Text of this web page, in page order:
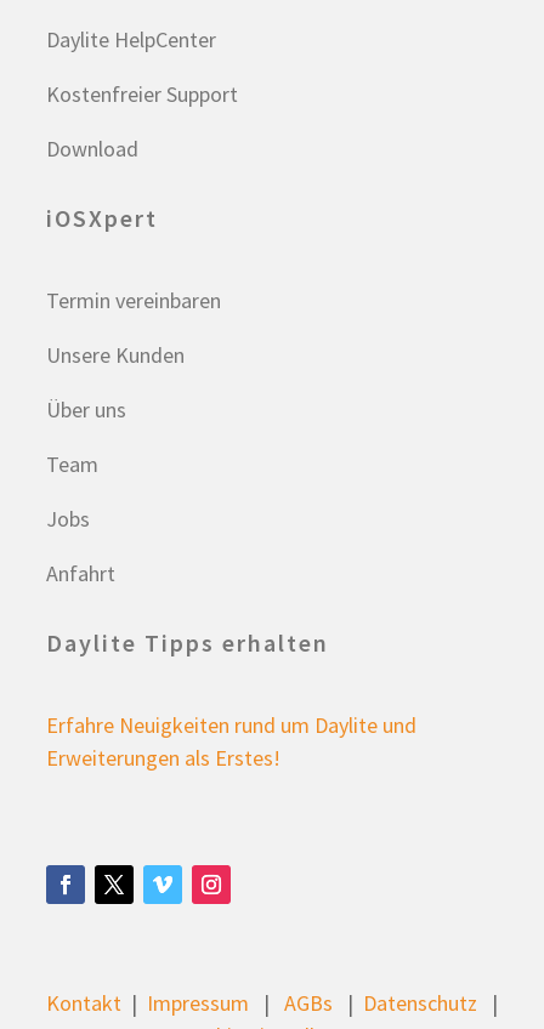
Daylite HelpCenter
Kostenfreier Support
Download
iOSXpert
Termin vereinbaren
Unsere Kunden
Über uns
Team
Jobs
Anfahrt
Daylite Tipps erhalten
Erfahre Neuigkeiten rund um Daylite und
Erweiterungen als Erstes!
Kontakt | Impressum | AGBs | Datenschutz |